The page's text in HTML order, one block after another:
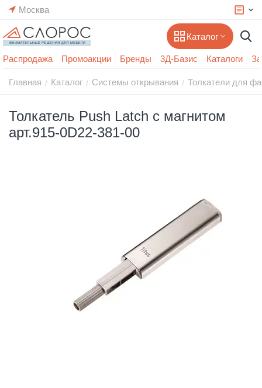
Москва
Каталог
Распродажа Промоакции Бренды 3Д-Базис Каталоги
Главная / Каталог / Системы открывания / Толкатели для
Толкатель Push Latch с магнитом
арт.915-0D22-381-00